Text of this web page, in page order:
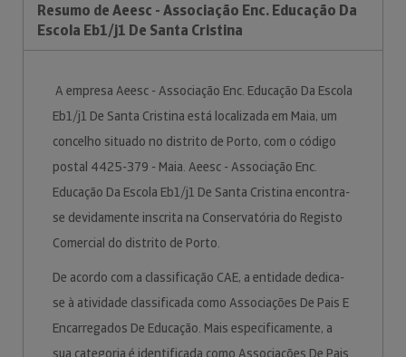
Resumo de Aeesc - Associação Enc. Educação Da
Escola Eb1/j1 De Santa Cristina
A empresa Aeesc - Associação Enc. Educação Da Escola
Eb1/j1 De Santa Cristina está localizada em Maia, um
concelho situado no distrito de Porto, com o código
postal 4425-379 - Maia. Aeesc - Associação Enc.
Educação Da Escola Eb1/j1 De Santa Cristina encontra-
se devidamente inscrita na Conservatória do Registo
Comercial do distrito de Porto.
De acordo com a classificação CAE, a entidade dedica-
se à atividade classificada como Associações De Pais E
Encarregados De Educação. Mais especificamente, a
sua categoria é identificada como Associações De Pais